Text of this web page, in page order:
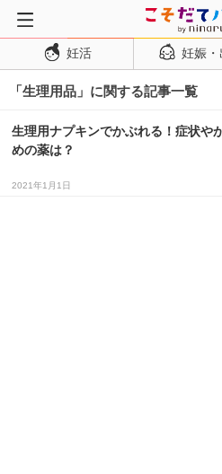
トップページ
妊活
妊娠・出産
妊娠超初期
妊娠初期
妊活 妊娠
「生理用品」に関する記事一覧
生理用ナプキンでかぶれる！症状や
めの薬は？
2021年1月1日